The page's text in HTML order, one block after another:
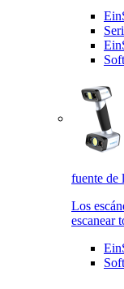
fuente de
Los
escanear